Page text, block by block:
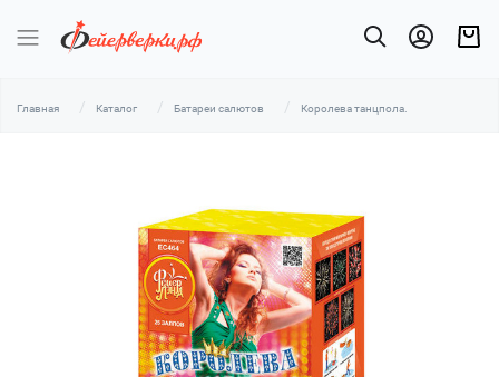
Главная Каталог Батареи салютов Королева танцпола.